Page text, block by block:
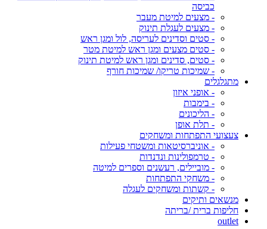
כביסה
- מצעים למיטת מעבר
- מצעים לעגלת תינוק
- סטים וסדינים לעריסה, לול ומגן ראש
- סטים מצעים ומגן ראש למיטת מטר
- סטים, סדינים ומגן ראש למיטת תינוק
- שמיכות טריקו/ שמיכות חורף
מתגלגלים
- אופני איזון
- בימבות
- הליכונים
- תלת אופן
צעצועי התפתחות ומשחקים
- אוניברסיטאות ומשטחי פעילות
- טרמפולינות ונדנדות
- מוביילים, רעשנים וספרים למיטה
- משחקי התפתחות
- קשתות ומשחקים לעגלה
מנשאים ותיקים
חליפות ברית /בריתה
outlet